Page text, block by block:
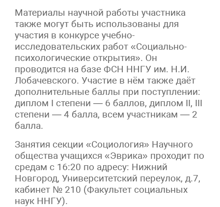
Материалы научной работы участника
также могут быть использованы для
участия в конкурсе учебно-
исследовательских работ «Социально-
психологические открытия». Он
проводится на базе ФСН ННГУ им. Н.И.
Лобачевского. Участие в нём также даёт
дополнительные баллы при поступлении:
диплом I степени — 6 баллов, диплом II, III
степени — 4 балла, всем участникам — 2
балла.
Занятия секции «Социология» Научного
общества учащихся «Эврика» проходит по
средам с 16:20 по адресу: Нижний
Новгород, Университетский переулок, д.7,
кабинет № 210 (Факультет социальных
наук ННГУ).